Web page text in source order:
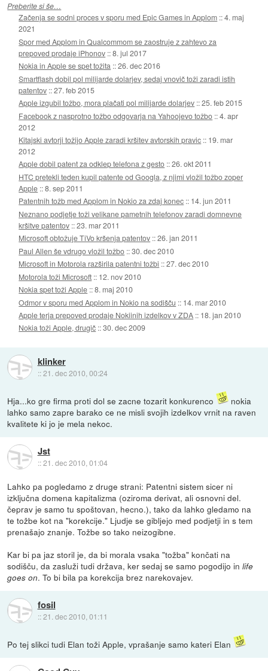
Preberite si še…
Začenja se sodni proces v sporu med Epic Games in Applom ::4. maj
2021
Spor med Applom in Qualcommom se zaostruje z zahtevo za
prepoved prodaje iPhonov ::8. jul 2017
Nokia in Apple se spet tožita ::26. dec 2016
Smartflash dobil pol milijarde dolarjev, sedaj vnovič toži zaradi istih
patentov ::27. feb 2015
Apple izgubil tožbo, mora plačati pol milijarde dolarjev ::25. feb 2015
Facebook z nasprotno tožbo odgovarja na Yahoojevo tožbo ::4. apr
2012
Kitajski avtorji tožijo Apple zaradi kršitev avtorskih pravic :: 19. mar
2012
Apple dobil patent za odklep telefona z gesto ::26. okt 2011
HTC pretekli teden kupil patente od Googla, z njimi vložil tožbo zoper
Apple ::8. sep 2011
Patentnih tožb med Applom in Nokio za zdaj konec :: 14. jun 2011
Neznano podjetje toži velikane pametnih telefonov zaradi domnevne
kršitve patentov ::23. mar 2011
Microsoft obtožuje TiVo kršenja patentov ::26. jan 2011
Paul Allen še vdrugo vložil tožbo ::30. dec 2010
Microsoft in Motorola razširila patentni tožbi ::27. dec 2010
Motorola toži Microsoft :: 12. nov 2010
Nokia spet toži Apple ::8. maj 2010
Odmor v sporu med Applom in Nokio na sodišču :: 14. mar 2010
Apple terja prepoved prodaje Nokiinih izdelkov v ZDA :: 18. jan 2010
Nokia toži Apple, drugič ::30. dec 2009
klinker
::21. dec 2010, 00:24
Hja...ko gre firma proti dol se zacne tozarit konkurenco
nokia
lahko samo zapre barako ce ne misli svojih izdelkov vrnit na raven
kvalitete ki jo je mela nekoc.
Jst
::21. dec 2010, 01:04
Lahko pa pogledamo z druge strani: Patentni sistem sicer ni
izključna domena kapitalizma (oziroma derivat, ali osnovni del.
čeprav je samo tu spoštovan, hecno.), tako da lahko gledamo na
te tožbe kot na "korekcije." Ljudje se gibljejo med podjetji in s tem
prenašajo znanje. Tožbe so tako neizogibne.
Kar bi pa jaz storil je, da bi morala vsaka "tožba" končati na
sodišču, da zasluži tudi država, ker sedaj se samo pogodijo inlife
goes on. To bi bila pa korekcija brez narekovajev.
fosil
::21. dec 2010, 01:11
Po tej slikci tudi Elan toži Apple, vprašanje samo kateri Elan